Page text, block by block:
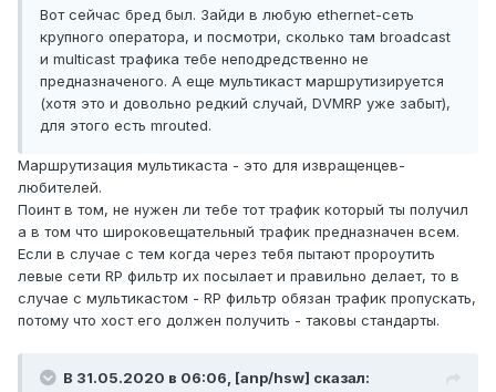
Вот сейчас бред был. Зайди в любую ethernet-сеть
крупного оператора, и посмотри, сколько там broadcast
и multicast трафика тебе неподредственно не
предназначеного. А еще мультикаст маршрутизируется
(хотя это и довольно редкий случай, DVMRP уже забыт),
для этого есть mrouted.
Маршрутизация мультикаста - это для извращенцев-
любителей.
Поинт в том, не нужен ли тебе тот трафик который ты получил
а в том что широковещательный трафик предназначен всем.
Если в случае с тем когда через тебя пытают пророутить
левые сети RP фильтр их посылает и правильно делает, то в
случае с мультикастом - RP фильтр обязан трафик пропускать,
потому что хост его должен получить - таковы стандарты.
В 31.05.2020 в 06:06, [anp/hsw] сказал: